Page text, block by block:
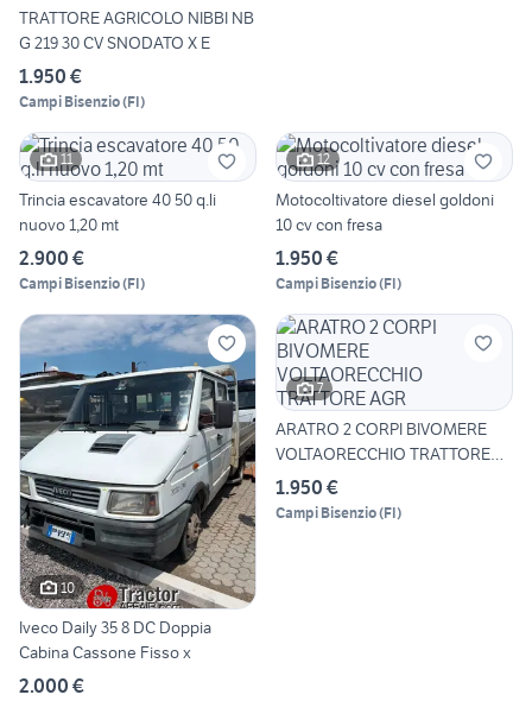
TRATTORE AGRICOLO NIBBI NB
G 219 30 CV SNODATO X E
1.950 €
Campi Bisenzio(FI)
11
Trincia escavatore 40 50 q.li
nuovo 1,20 mt
2.900 €
Campi Bisenzio(FI)
12
Motocoltivatore diesel goldoni
10 cv con fresa
1.950 €
Campi Bisenzio(FI)
10
Iveco Daily 35 8 DC Doppia
Cabina Cassone Fisso x
2.000 €
7
ARATRO 2 CORPI BIVOMERE
VOLTAORECCHIO TRATTORE
AGR
1.950 €
Campi Bisenzio(FI)